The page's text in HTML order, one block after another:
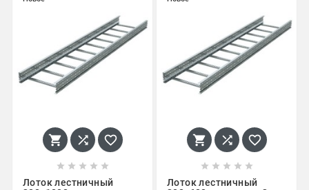
  
    
Лоток лестничный
  
    
Лоток лестничный